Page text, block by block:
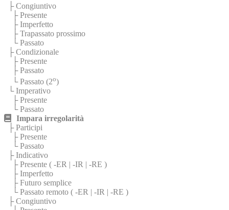
├ Congiuntivo
├ Presente
├ Imperfetto
├ Trapassato prossimo
└ Passato
├ Condizionale
├ Presente
├ Passato
└ Passato (2o)
└ Imperativo
├ Presente
└ Passato
Impara irregolarità
├ Participi
├ Presente
└ Passato
├ Indicativo
├ Presente ( -ER | -IR | -RE )
├ Imperfetto
├ Futuro semplice
└ Passato remoto ( -ER | -IR | -RE )
├ Congiuntivo